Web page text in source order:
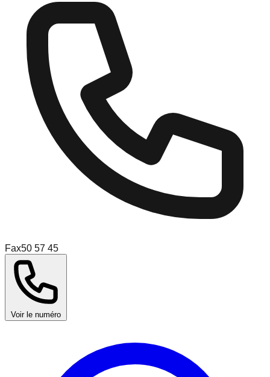
Fax50 57 45
Voir le numéro